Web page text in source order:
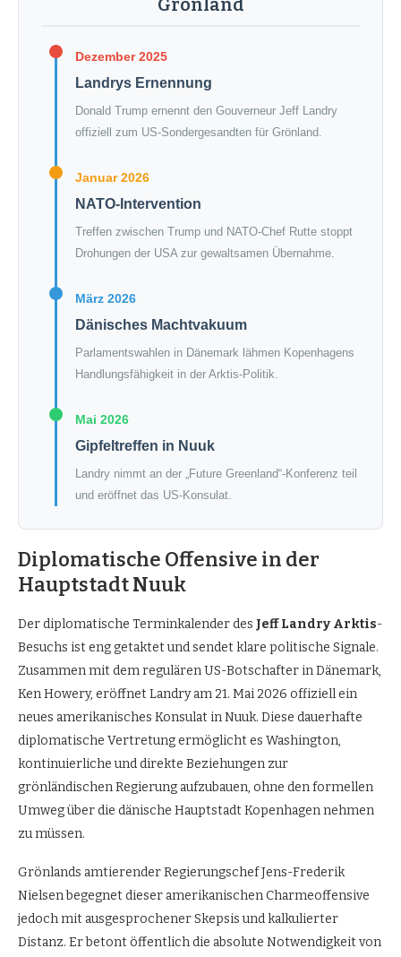
Grönland
Dezember 2025
Landrys Ernennung
Donald Trump ernennt den Gouverneur Jeff Landry
offiziell zum US-Sondergesandten für Grönland.
Januar 2026
NATO-Intervention
Treffen zwischen Trump und NATO-Chef Rutte stoppt
Drohungen der USA zur gewaltsamen Übernahme.
März 2026
Dänisches Machtvakuum
Parlamentswahlen in Dänemark lähmen Kopenhagens
Handlungsfähigkeit in der Arktis-Politik.
Mai 2026
Gipfeltreffen in Nuuk
Landry nimmt an der „Future Greenland“-Konferenz teil
und eröffnet das US-Konsulat.
Diplomatische Offensive in der
Hauptstadt Nuuk
Der diplomatische Terminkalender des Jeff Landry Arktis-
Besuchs ist eng getaktet und sendet klare politische Signale.
Zusammen mit dem regulären US-Botschafter in Dänemark,
Ken Howery, eröffnet Landry am 21. Mai 2026 offiziell ein
neues amerikanisches Konsulat in Nuuk. Diese dauerhafte
diplomatische Vertretung ermöglicht es Washington,
kontinuierliche und direkte Beziehungen zur
grönländischen Regierung aufzubauen, ohne den formellen
Umweg über die dänische Hauptstadt Kopenhagen nehmen
zu müssen.
Grönlands amtierender Regierungschef Jens-Frederik
Nielsen begegnet dieser amerikanischen Charmeoffensive
jedoch mit ausgesprochener Skepsis und kalkulierter
Distanz. Er betont öffentlich die absolute Notwendigkeit von